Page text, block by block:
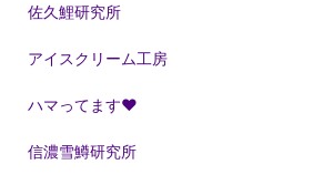
佐久鯉研究所
アイスクリーム工房
ハマってます❤
信濃雪鱒研究所